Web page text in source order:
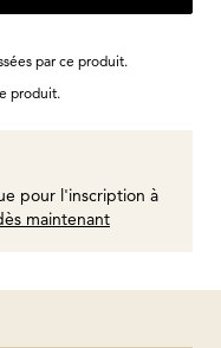
par ce produit.
produit.
pour l'inscription à
maintenant